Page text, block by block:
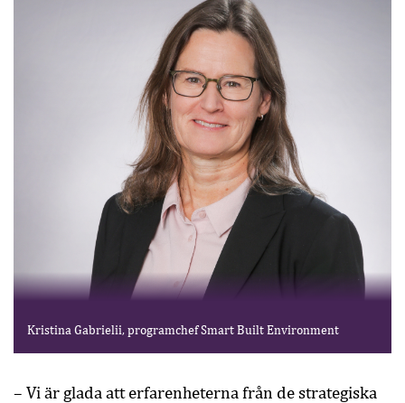
Kristina Gabrielii, programchef Smart Built Environment
– Vi är glada att erfarenheterna från de strategiska